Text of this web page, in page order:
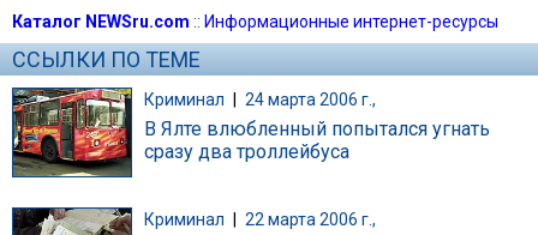
Каталог NEWSru.com :: Информационные интернет-ресурсы
ССЫЛКИ ПО ТЕМЕ
Криминал | 24 марта 2006 г.,
В Ялте влюбленный попытался угнать
сразу два троллейбуса
Криминал 22 марта 2006 г.,